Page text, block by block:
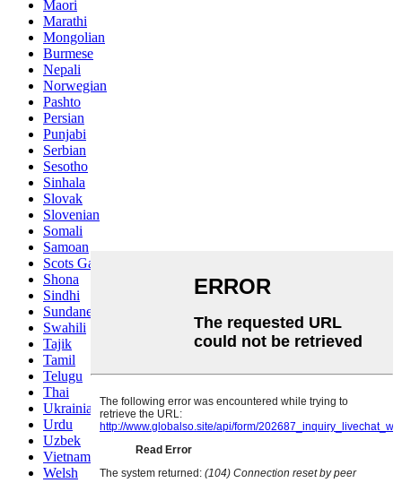
Maori
Marathi
Mongolian
Burmese
Nepali
Norwegian
Pashto
Persian
Punjabi
Serbian
Sesotho
Sinhala
Slovak
Slovenian
Somali
Samoan
Scots Gaelic
Shona
Sindhi
Sundanese
Swahili
Tajik
Tamil
Telugu
Thai
Ukrainian
Urdu
Uzbek
Vietnamese
Welsh